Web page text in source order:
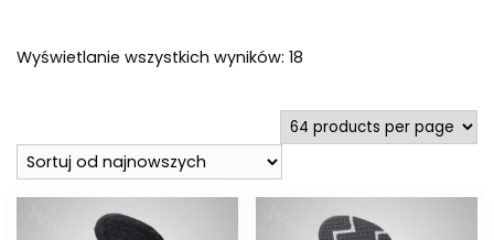
Wyświetlanie wszystkich wyników: 18
najnowszych